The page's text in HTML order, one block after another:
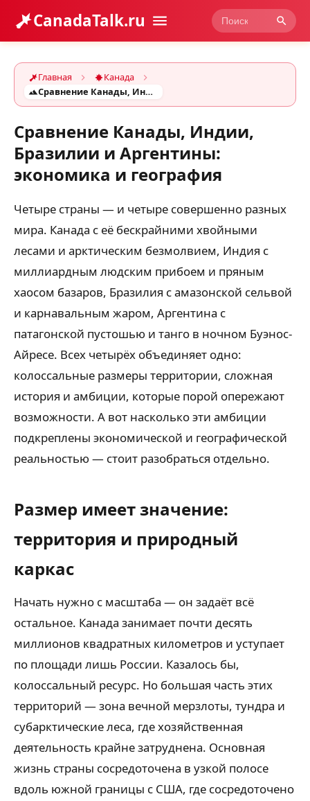
CanadaTalk.ru
Главная
Канада
Сравнение Канады, Индии, Бразилии и Аргентины: экономика и география
Сравнение Канады, Индии,
Бразилии и Аргентины:
экономика и география
Четыре страны — и четыре совершенно разных
мира. Канада с её бескрайними хвойными
лесами и арктическим безмолвием, Индия с
миллиардным людским прибоем и пряным
хаосом базаров, Бразилия с амазонской сельвой
и карнавальным жаром, Аргентина с
патагонской пустошью и танго в ночном Буэнос-
Айресе. Всех четырёх объединяет одно:
колоссальные размеры территории, сложная
история и амбиции, которые порой опережают
возможности. А вот насколько эти амбиции
подкреплены экономической и географической
реальностью — стоит разобраться отдельно.
Размер имеет значение:
территория и природный
каркас
Начать нужно с масштаба — он задаёт всё
остальное. Канада занимает почти десять
миллионов квадратных километров и уступает
по площади лишь России. Казалось бы,
колоссальный ресурс. Но большая часть этих
территорий — зона вечной мерзлоты, тундра и
субарктические леса, где хозяйственная
деятельность крайне затруднена. Основная
жизнь страны сосредоточена в узкой полосе
вдоль южной границы с США, где сосредоточено